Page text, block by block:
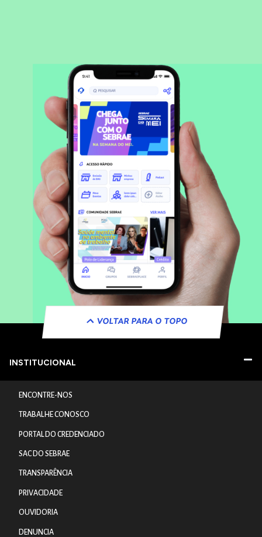
VOLTAR PARA O TOPO
INSTITUCIONAL
ENCONTRE-NOS
TRABALHE CONOSCO
PORTAL DO CREDENCIADO
SAC DO SEBRAE
TRANSPARÊNCIA
PRIVACIDADE
OUVIDORIA
DENUNCIA